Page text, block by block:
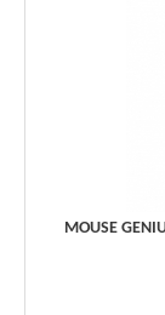
MOUSE